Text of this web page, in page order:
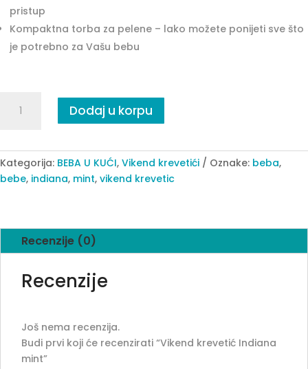
pristup
Kompaktna torba za pelene – lako možete ponijeti sve što
je potrebno za Vašu bebu
krevetić
quantity
Dodaj u korpu
Kategorija: BEBA U KUĆI, Vikend krevetići Oznake: beba,
bebe, indiana, mint, vikend krevetic
Recenzije (0)
Recenzije
Još nema recenzija.
Budi prvi koji će recenzirati “Vikend krevetić Indiana
mint”